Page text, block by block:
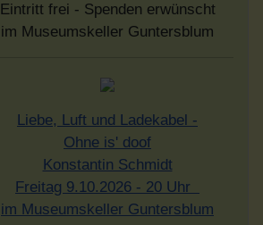
Eintritt frei - Spenden erwünscht
im Museumskeller Guntersblum
Liebe, Luft und Ladekabel -
Ohne is' doof
Konstantin Schmidt
Freitag 9.10.2026 - 20 Uhr
im Museumskeller Guntersblum